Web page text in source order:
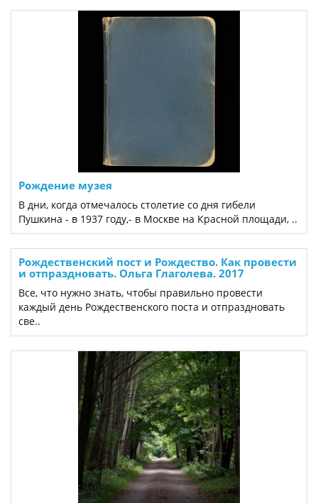
Рождение музея
В дни, когда отмечалось столетие со дня гибели
Пушкина - в 1937 году,- в Москве на Красной площади, ..
Рождественский пост и Рождество. Как провести
и отпраздновать. Ольга Глаголева. 2017
Все, что нужно знать, чтобы правильно провести
каждый день Рождественского поста и отпраздновать
све..